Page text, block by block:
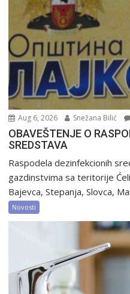
Aug 6, 2026 Snežana Bilić
OBAVEŠTENJE O
SREDSTAVA
Raspodela dezinfekcionih
gazdinstvima sa teritorije
Bajevca, Stepanja, Slovca,
Novosti